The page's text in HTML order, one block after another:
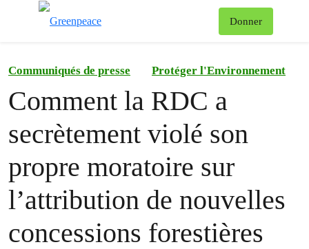
Donner
Communiqués de presse Protéger l'Environnement
Comment la RDC a
secrètement violé son
propre moratoire sur
l’attribution de nouvelles
concessions forestières